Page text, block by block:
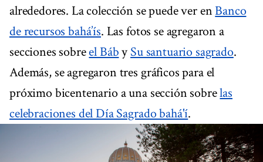
alrededores. La colección se puede ver enBanco
de recursos bahá’ís. Las fotos se agregaron a
secciones sobreel Báby Su santuario sagrado.
Además, se agregaron tres gráficos para el
próximo bicentenario a una sección sobrelas
celebraciones del Día Sagrado bahá'í.